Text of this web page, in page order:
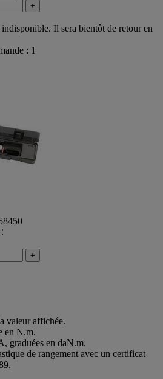
+
Il sera bientôt de retour en
: 1
+
valeur affichée.
en N.m.
graduées en daN.m.
de rangement avec un certificat